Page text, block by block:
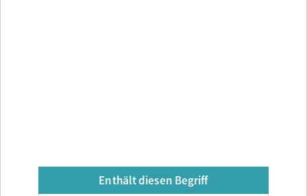
Enthält diesen Begriff